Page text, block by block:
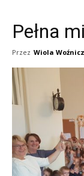
Pełna
Przez Wiola